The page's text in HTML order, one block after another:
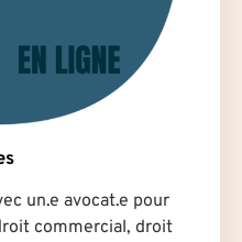
un.e avocat.e pour
commercial, droit